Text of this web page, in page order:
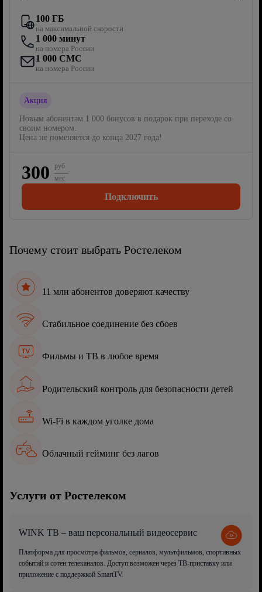
100 ГБ
на максимальной скорости
1 000 минут
на номера России
1 000 СМС
на номера России
Акция
Новым абонентам 1 000 бонусов в подарок при переходе со
своим номером.
Цена не поменяется до конца 2027 года!
300
руб
мес
Подключить
Почему стоит выбрать Ростелеком
11 млн абонентов доверяют качеству
Стабильное соединение без сбоев
Фильмы и ТВ в любое время
Родительский контроль для безопасности детей
Wi-Fi в каждом уголке дома
Облачный гейминг без лагов
Услуги от Ростелеком
WINK ТВ – ваш персональный видеосервис
Платформа для просмотра фильмов, сериалов, мультфильмов, спортивных
событий и сотен телеканалов. Доступ возможен через ТВ-приставку или
приложение с поддержкой SmartTV.